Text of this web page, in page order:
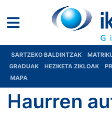
SARTZEKO BALDINTZAK
GRADUAK
HEZIKETA ZIKLOAK
MAPA
Haurren